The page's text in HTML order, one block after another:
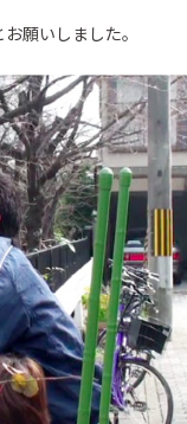
願いしました。